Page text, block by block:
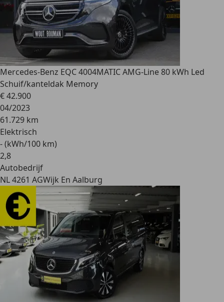
Mercedes-Benz EQC 4004MATIC AMG-Line 80 kWh Led
Schuif/kanteldak Memory
€ 42.900
04/2023
61.729 km
Elektrisch
- (kWh/100 km)
2,8
Autobedrijf
NL 4261 AGWijk En Aalburg